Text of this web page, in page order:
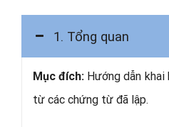
1. Tổng quan
Mục đích: Hướng dẫn khai
từ các chứng từ đã lập.